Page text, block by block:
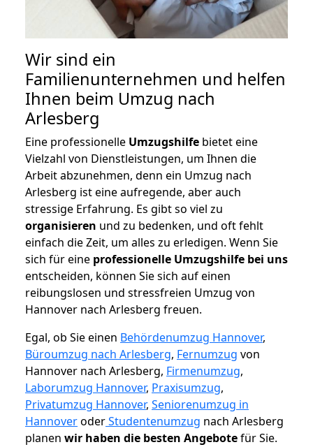
Wir sind ein
Familienunternehmen und helfen
Ihnen beim Umzug nach
Arlesberg
Eine professionelle Umzugshilfe bietet eine
Vielzahl von Dienstleistungen, um Ihnen die
Arbeit abzunehmen, denn ein Umzug nach
Arlesberg ist eine aufregende, aber auch
stressige Erfahrung. Es gibt so viel zu
organisieren und zu bedenken, und oft fehlt
einfach die Zeit, um alles zu erledigen. Wenn Sie
sich für eine professionelle Umzugshilfe bei uns
entscheiden, können Sie sich auf einen
reibungslosen und stressfreien Umzug von
Hannover nach Arlesberg freuen.
Egal, ob Sie einen Behördenumzug Hannover,
Büroumzug nach Arlesberg, Fernumzug von
Hannover nach Arlesberg, Firmenumzug,
Laborumzug Hannover, Praxisumzug,
Privatumzug Hannover, Seniorenumzug in
HannoveroderStudentenumzug nach Arlesberg
planen wir haben die besten Angebotefür Sie.